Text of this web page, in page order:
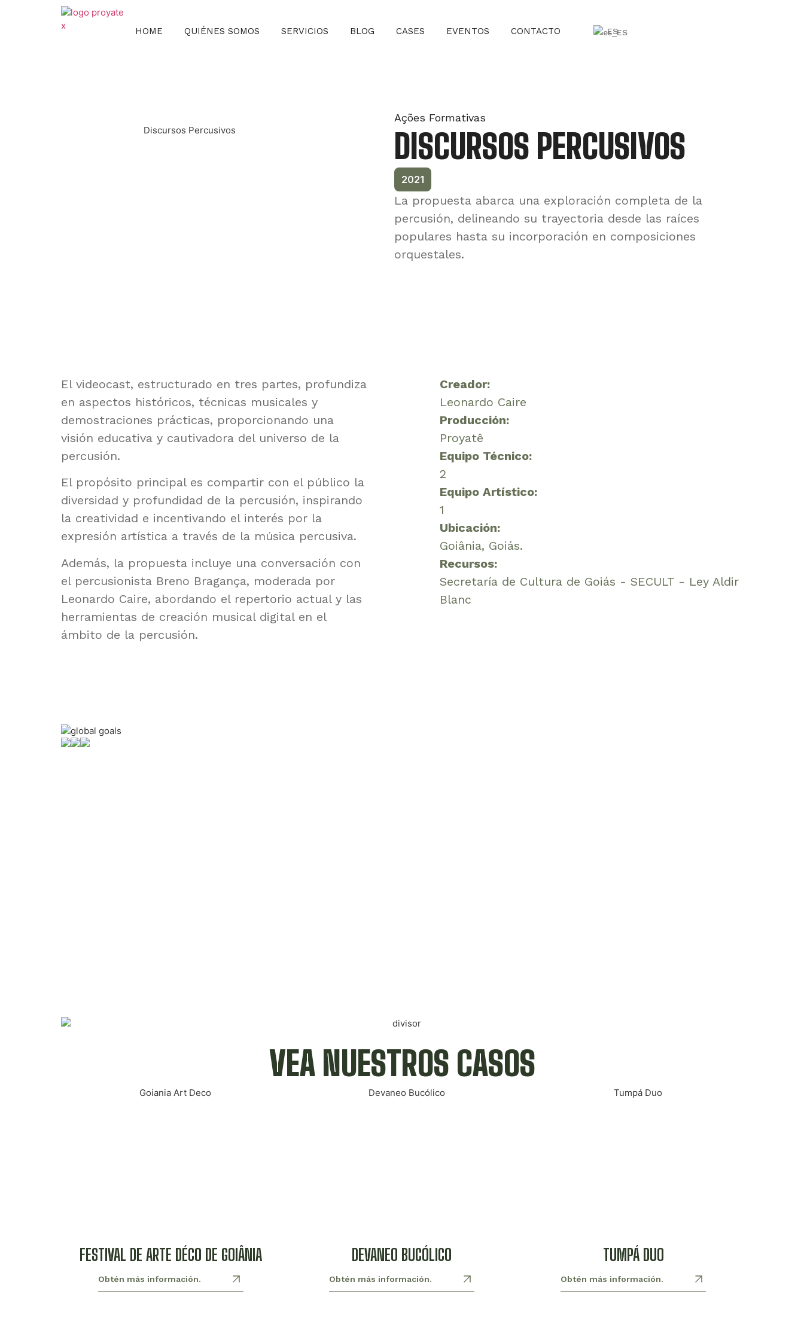
HOME QUIÉNES SOMOS SERVICIOS BLOG CASES EVENTOS CONTACTO ES
Ações Formativas
DISCURSOS PERCUSIVOS
2021
La propuesta abarca una exploración completa de la
percusión, delineando su trayectoria desde las raíces
populares hasta su incorporación en composiciones
orquestales.
El videocast, estructurado en tres partes, profundiza
en aspectos históricos, técnicas musicales y
demostraciones prácticas, proporcionando una
visión educativa y cautivadora del universo de la
percusión.
El propósito principal es compartir con el público la
diversidad y profundidad de la percusión, inspirando
la creatividad e incentivando el interés por la
expresión artística a través de la música percusiva.
Además, la propuesta incluye una conversación con
el percusionista Breno Bragança, moderada por
Leonardo Caire, abordando el repertorio actual y las
herramientas de creación musical digital en el
ámbito de la percusión.
Creador:
Leonardo Caire
Producción:
Proyatê
Equipo Técnico:
2
Equipo Artístico:
1
Ubicación:
Goiânia, Goiás.
Recursos:
Secretaría de Cultura de Goiás - SECULT - Ley Aldir
Blanc
VEA NUESTROS CASOS
FESTIVAL DE ARTE DÉCO DE GOIÂNIA
Obtén más información.
DEVANEO BUCÓLICO
Obtén más información.
TUMPÁ DUO
Obtén más información.